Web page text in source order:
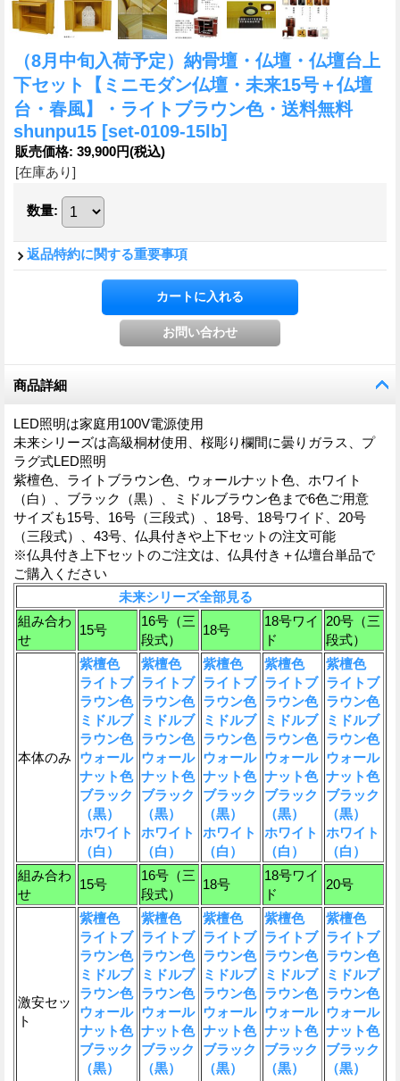
（8月中旬入荷予定）納骨壇・仏壇・仏壇台上
下セット【ミニモダン仏壇・未来15号＋仏壇
台・春風】・ライトブラウン色・送料無料
shunpu15 [set-0109-15lb]
販売価格: 39,900円(税込)
[在庫あり]
数量:
返品特約に関する重要事項
商品詳細
LED照明は家庭用100V電源使用
未来シリーズは高級桐材使用、桜彫り欄間に曇りガラス、プ
ラグ式LED照明
紫檀色、ライトブラウン色、ウォールナット色、ホワイト
（白）、ブラック（黒）、ミドルブラウン色まで6色ご用意
サイズも15号、16号（三段式）、18号、18号ワイド、20号
（三段式）、43号、仏具付きや上下セットの注文可能
※仏具付き上下セットのご注文は、仏具付き＋仏壇台単品で
ご購入ください
未来シリーズ全部見る
組み合わ
せ
15号
16号（三
段式）
18号
18号ワイ
ド
20号（三
段式）
本体のみ
紫檀色
ライトブ
ラウン色
ミドルブ
ラウン色
ウォール
ナット色
ブラック
（黒）
ホワイト
（白）
紫檀色
ライトブ
ラウン色
ミドルブ
ラウン色
ウォール
ナット色
ブラック
（黒）
ホワイト
（白）
紫檀色
ライトブ
ラウン色
ミドルブ
ラウン色
ウォール
ナット色
ブラック
（黒）
ホワイト
（白）
紫檀色
ライトブ
ラウン色
ミドルブ
ラウン色
ウォール
ナット色
ブラック
（黒）
ホワイト
（白）
紫檀色
ライトブ
ラウン色
ミドルブ
ラウン色
ウォール
ナット色
ブラック
（黒）
ホワイト
（白）
組み合わ
せ
15号
16号（三
段式）
18号
18号ワイ
ド
20号
激安セッ
ト
紫檀色
ライトブ
ラウン色
ミドルブ
ラウン色
ウォール
ナット色
ブラック
（黒）
紫檀色
ライトブ
ラウン色
ミドルブ
ラウン色
ウォール
ナット色
ブラック
（黒）
紫檀色
ライトブ
ラウン色
ミドルブ
ラウン色
ウォール
ナット色
ブラック
（黒）
紫檀色
ライトブ
ラウン色
ミドルブ
ラウン色
ウォール
ナット色
ブラック
（黒）
紫檀色
ライトブ
ラウン色
ミドルブ
ラウン色
ウォール
ナット色
ブラック
（黒）